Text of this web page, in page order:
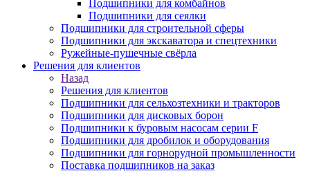
Подшипники для комбайнов
Подшипники для сеялки
Подшипники для строительной сферы
Подшипники для экскаватора и спецтехники
Ружейные-пушечные свёрла
Решения для клиентов
Назад
Решения для клиентов
Подшипники для сельхозтехники и тракторов
Подшипники для дисковых борон
Подшипники к буровым насосам серии F
Подшипники для дробилок и оборудования
Подшипники для горнорудной промышленности
Поставка подшипников на заказ